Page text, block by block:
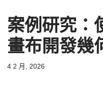
案例研究：
畫布開發幾
4 2 月, 2026